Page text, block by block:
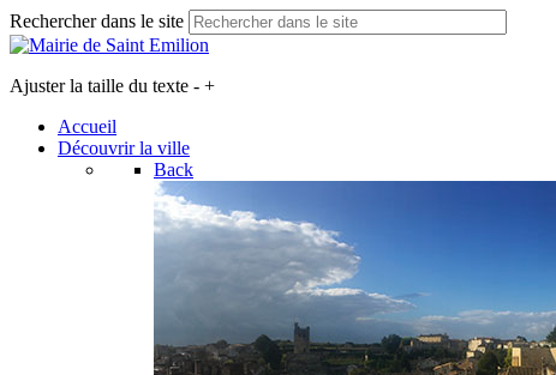
Rechercher dans le site
Ajuster la taille du texte - +
Accueil
Découvrir la ville
Back